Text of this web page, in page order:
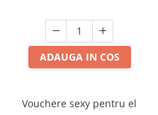
ADAUGA IN COS
Vouchere sexy pentru el